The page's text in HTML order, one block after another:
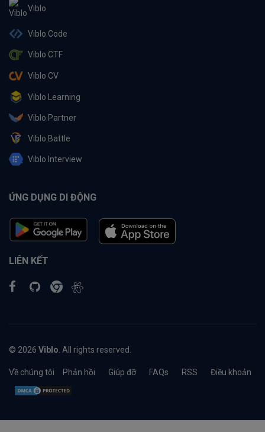
Viblo
Viblo Code
Viblo CTF
Viblo CV
Viblo Learning
Viblo Partner
Viblo Battle
Viblo Interview
ỨNG DỤNG DI ĐỘNG
LIÊN KẾT
© 2026 Viblo . All rights reserved.
Về chúng tôi Phản hồi Giúp đỡ FAQs RSS Điều khoản